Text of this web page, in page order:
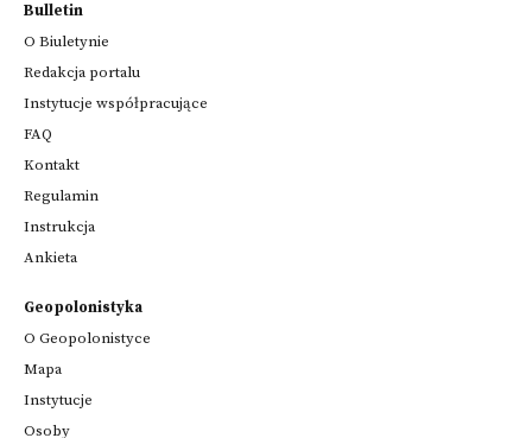
Bulletin
O Biuletynie
Redakcja portalu
Instytucje współpracujące
FAQ
Kontakt
Regulamin
Instrukcja
Ankieta
Geopolonistyka
O Geopolonistyce
Mapa
Instytucje
Osoby